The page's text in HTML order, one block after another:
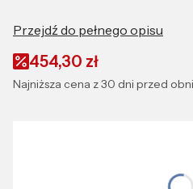
Przejdź do pełnego opisu
454,30 zł
Najniższa cena z 30 dni przed